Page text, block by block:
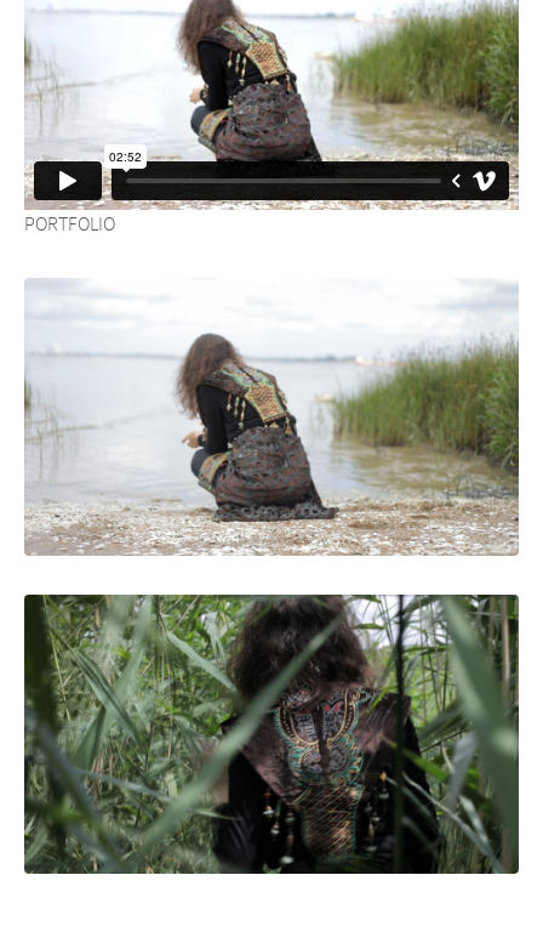
PORTFOLIO